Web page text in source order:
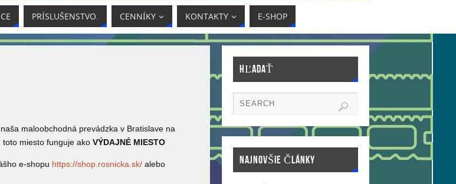
PRÍSLUŠENSTVO. CENNÍKY KONTAKTY E-SHOP
maloobchodná prevádzka v Bratislave na
miesto funguje ako VÝDAJNÉ MIESTO
e-shopu https://shop.rosnicka.sk/ alebo
HĽADAŤ
NAJNOVŠIE ČLÁNKY